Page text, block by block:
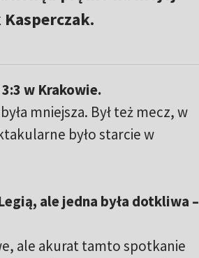
w Krakowie.
mniejsza. Był też mecz, w
było starcie w
ale jedna była dotkliwa –
ale akurat tamto spotkanie